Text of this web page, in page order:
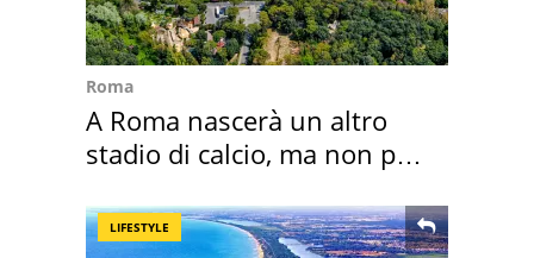
Roma
A Roma nascerà un altro
stadio di calcio, ma non per
LIFESTYLE